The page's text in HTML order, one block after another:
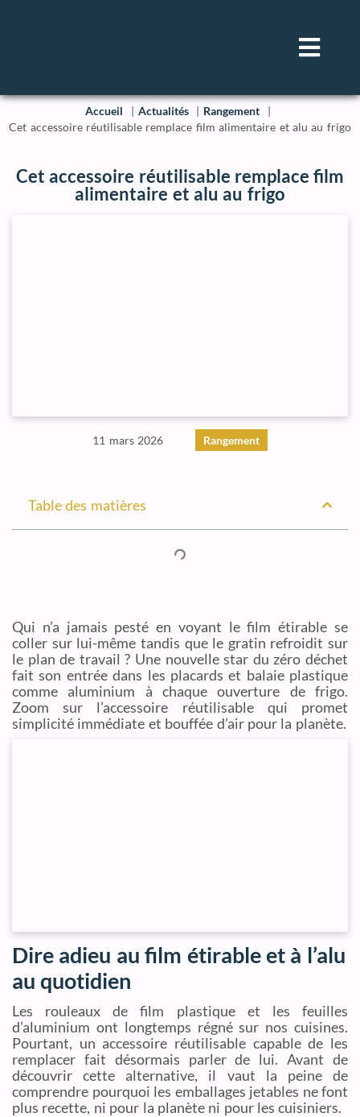
Accueil Actualités
Rangement
Cet accessoire réutilisable remplace film alimentaire et alu au frigo
Cet accessoire réutilisable remplace film
alimentaire et alu au frigo
11 mars 2026 Rangement
Table des matières
Qui n’a jamais pesté en voyant le film étirable se
coller sur lui-même tandis que le gratin refroidit sur
le plan de travail ? Une nouvelle star du zéro déchet
fait son entrée dans les placards et balaie plastique
comme aluminium à chaque ouverture de frigo.
Zoom sur l’accessoire réutilisable qui promet
simplicité immédiate et bouffée d’air pour la planète.
Dire adieu au film étirable et à l’alu
au quotidien
Les rouleaux de film plastique et les feuilles
d’aluminium ont longtemps régné sur nos cuisines.
Pourtant, un accessoire réutilisable capable de les
remplacer fait désormais parler de lui. Avant de
découvrir cette alternative, il vaut la peine de
comprendre pourquoi les emballages jetables ne font
plus recette, ni pour la planète ni pour les cuisiniers.